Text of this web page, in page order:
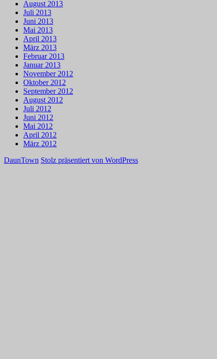
August 2013
Juli 2013
Juni 2013
Mai 2013
April 2013
März 2013
Februar 2013
Januar 2013
November 2012
Oktober 2012
September 2012
August 2012
Juli 2012
Juni 2012
Mai 2012
April 2012
März 2012
DaunTown Stolz präsentiert von WordPress